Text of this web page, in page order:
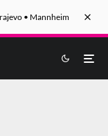
• Mannheim